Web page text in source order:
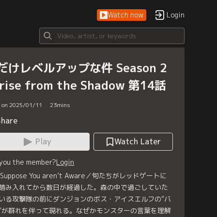
Watch now Login
けレベルアップな件 Season 2
from the Shadow 第14話
2025/01/11 23mins
Play
Watch Later
the member?Login
You aren’t Aware／旬たちがレッドゲートに
み入れてから数日が経過した。森の中で過ごしていた
る攻撃隊の前にダンジョンのボス・アイスエルフの“バ
が群れを伴って現れる。なぜかモンスターの言葉を理解